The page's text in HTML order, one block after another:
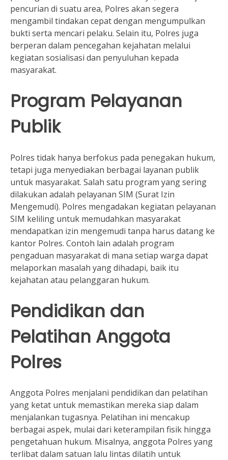
pencurian di suatu area, Polres akan segera
mengambil tindakan cepat dengan mengumpulkan
bukti serta mencari pelaku. Selain itu, Polres juga
berperan dalam pencegahan kejahatan melalui
kegiatan sosialisasi dan penyuluhan kepada
masyarakat.
Program Pelayanan
Publik
Polres tidak hanya berfokus pada penegakan hukum,
tetapi juga menyediakan berbagai layanan publik
untuk masyarakat. Salah satu program yang sering
dilakukan adalah pelayanan SIM (Surat Izin
Mengemudi). Polres mengadakan kegiatan pelayanan
SIM keliling untuk memudahkan masyarakat
mendapatkan izin mengemudi tanpa harus datang ke
kantor Polres. Contoh lain adalah program
pengaduan masyarakat di mana setiap warga dapat
melaporkan masalah yang dihadapi, baik itu
kejahatan atau pelanggaran hukum.
Pendidikan dan
Pelatihan Anggota
Polres
Anggota Polres menjalani pendidikan dan pelatihan
yang ketat untuk memastikan mereka siap dalam
menjalankan tugasnya. Pelatihan ini mencakup
berbagai aspek, mulai dari keterampilan fisik hingga
pengetahuan hukum. Misalnya, anggota Polres yang
terlibat dalam satuan lalu lintas dilatih untuk